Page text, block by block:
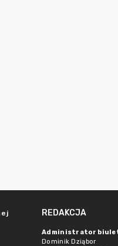
REDAKCJA
Administrator
Dominik Dziąbor